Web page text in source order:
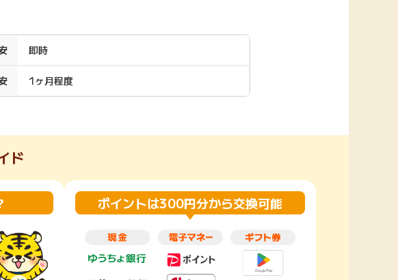
新着
ポイ活
お得情報
（貯まる・使えるお店）
情報
即時
1ヶ月程度
ド
ポイントは300円分から交換可能